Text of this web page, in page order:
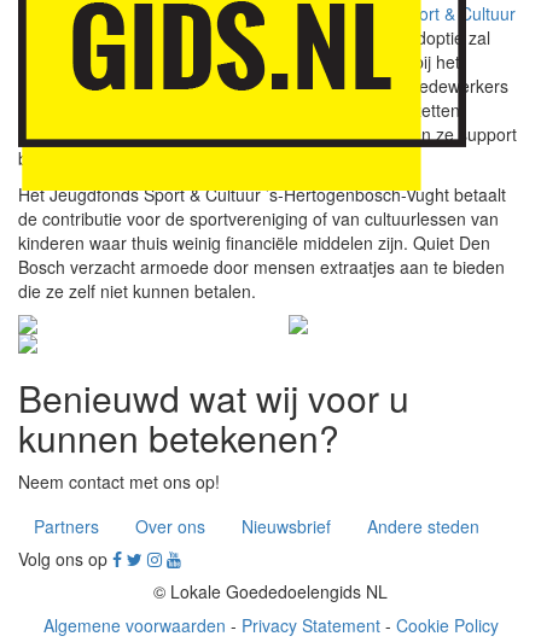
BrandCharity heeft gekozen voor het
Jeugdfonds Sport & Cultuur
's-Hertogenbosch - Vught
enQuiet Den Bosch
. De adoptie zal
bestaan uit financiële ondersteunen en hulp bieden bij het
bereiken van nog meer kinderen en volwassenen. Medewerkers
van het bedrijf gaan hun marketingskills daarvoor inzetten,
bijvoorbeeld bij het werven van fondsen. Verder zullen ze support
bieden bij evenementen van beide organisaties.
Het Jeugdfonds Sport & Cultuur ’s-Hertogenbosch-Vught betaalt
de contributie voor de sportvereniging of van cultuurlessen van
kinderen waar thuis weinig financiële middelen zijn. Quiet Den
Bosch verzacht armoede door mensen extraatjes aan te bieden
die ze zelf niet kunnen betalen.
Benieuwd wat wij voor u
kunnen betekenen?
Neem contact met ons op!
Partners
Over ons Nieuwsbrief
Andere steden
Volg ons op
© Lokale Goededoelengids NL
Algemene voorwaarden - Privacy Statement- Cookie Policy